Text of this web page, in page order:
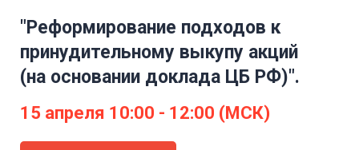
"Реформирование подходов к
принудительному выкупу акций
(на основании доклада ЦБ РФ)".
15 апреля 10:00 - 12:00 (МСК)